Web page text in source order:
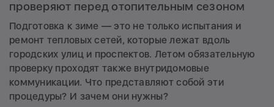
проверяют перед отопительным сезоном
Подготовка к зиме — это не только испытания и
ремонт тепловых сетей, которые лежат вдоль
городских улиц и проспектов. Летом обязательную
проверку проходят также внутридомовые
коммуникации. Что представляют собой эти
процедуры? И зачем они нужны?